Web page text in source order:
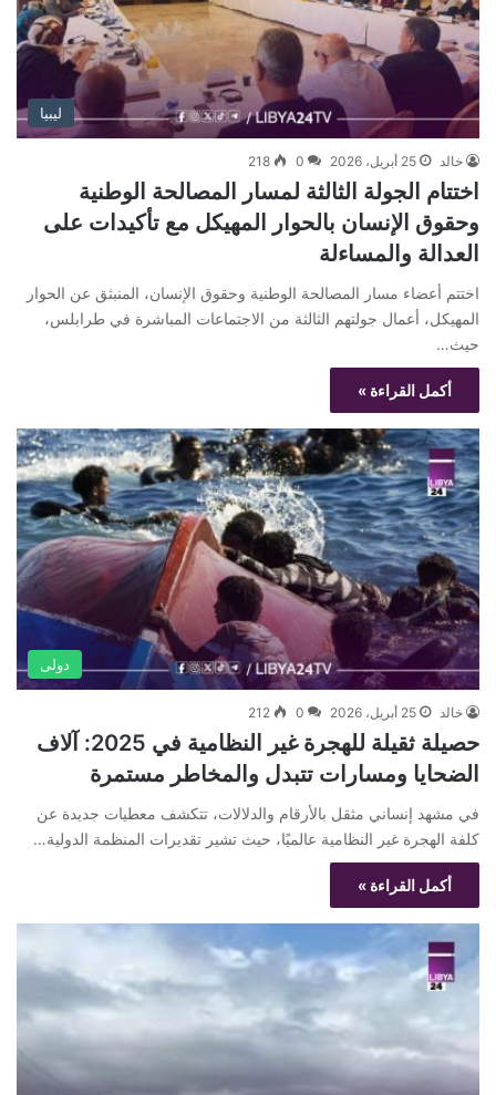
ليبيا
خالد 25 أبريل، 2026 0
218
اختتام الجولة الثالثة لمسار المصالحة الوطنية
وحقوق الإنسان بالحوار المهيكل مع تأكيدات على
العدالة والمساءلة
اختتم أعضاء مسار المصالحة الوطنية وحقوق الإنسان، المنبثق عن الحوار
المهيكل، أعمال جولتهم الثالثة من الاجتماعات المباشرة في طرابلس،
حيث…
أكمل القراءة »
دولى
خالد 25 أبريل، 2026 0
212
حصيلة ثقيلة للهجرة غير النظامية في 2025: آلاف
الضحايا ومسارات تتبدل والمخاطر مستمرة
في مشهد إنساني مثقل بالأرقام والدلالات، تتكشف معطيات جديدة عن
كلفة الهجرة غير النظامية عالميًا، حيث تشير تقديرات المنظمة الدولية…
أكمل القراءة »